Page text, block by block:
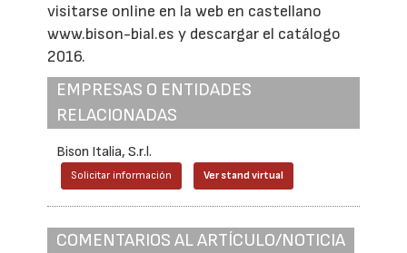
visitarse online en la web en castellano
www.bison-bial.es y descargar el catálogo
2016.
EMPRESAS O ENTIDADES
RELACIONADAS
Bison Italia, S.r.l.
Solicitar información Ver stand virtual
COMENTARIOS AL ARTÍCULO/NOTICIA